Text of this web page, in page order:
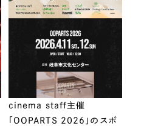
cinema staff主催
「OOPARTS 2026」のスポ